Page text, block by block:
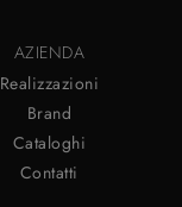
AZIENDA
Realizzazioni
Brand
Cataloghi
Contatti